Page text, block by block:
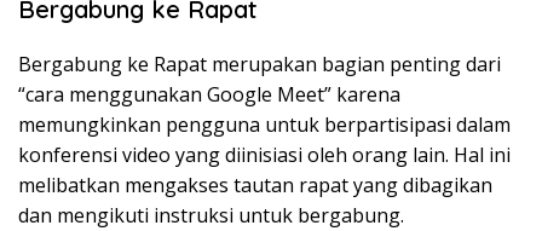
Bergabung ke Rapat
Bergabung ke Rapat merupakan bagian penting dari
“cara menggunakan Google Meet” karena
memungkinkan pengguna untuk berpartisipasi dalam
konferensi video yang diinisiasi oleh orang lain. Hal ini
melibatkan mengakses tautan rapat yang dibagikan
dan mengikuti instruksi untuk bergabung.